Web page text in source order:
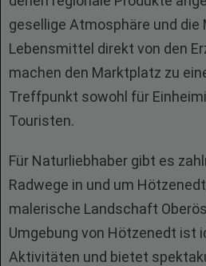
gesellige Atmosphäre und
Lebensmittel direkt von den
machen den Marktplatz zu
Treffpunkt sowohl für
Touristen.
Für Naturliebhaber gibt es
Radwege in und um
malerische Landschaft
Umgebung von Hötzenedt ist
Aktivitäten und bietet